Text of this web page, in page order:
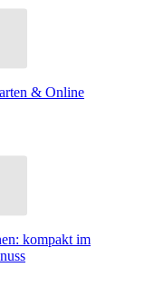
& Online
kompakt im